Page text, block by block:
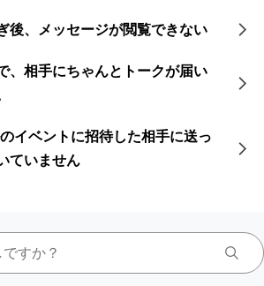
後、メッセージが閲覧できない
、相手にちゃんとトークが届い
イベントに招待した相手に送っ
ていません